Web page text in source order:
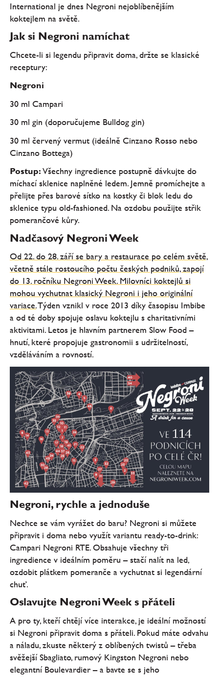
International je dnes Negroni nejoblíbenějším
koktejlem na světě.
Jak si Negroni namíchat
Chcete-li si legendu připravit doma, držte se klasické
receptury:
Negroni
30 ml Campari
30 ml gin (doporučujeme Bulldog gin)
30 ml červený vermut (ideálně Cinzano Rosso nebo
Cinzano Bottega)
Postup:Všechny ingredience postupně dávkujte do
míchací sklenice naplněné ledem. Jemně promíchejte a
přelijte přes barové sítko na kostky či blok ledu do
sklenice typu old-fashioned. Na ozdobu použijte střik
pomerančové kůry.
Nadčasový Negroni Week
Od 22. do 28. září se bary a restaurace po celém světě,
včetně stále rostoucího počtu českých podniků, zapojí
do 13. ročníku Negroni Week. Milovníci koktejlů si
mohou vychutnat klasický Negroni i jeho originální
variace.Týden vznikl v roce 2013 díky časopisu Imbibe
a od té doby spojuje oslavu koktejlu s charitativními
aktivitami. Letos je hlavním partnerem Slow Food –
hnutí, které propojuje gastronomii s udržitelností,
vzděláváním a rovností.
Negroni, rychle a jednoduše
Nechce se vám vyrážet do baru? Negroni si můžete
připravit i doma nebo využít variantu ready-to-drink:
Campari Negroni RTE. Obsahuje všechny tři
ingredience v ideálním poměru – stačí nalít na led,
ozdobit plátkem pomeranče a vychutnat si legendární
chuť.
Oslavujte Negroni Week s přáteli
A pro ty, kteří chtějí více interakce, je ideální možností
si Negroni připravit doma s přáteli. Pokud máte odvahu
a náladu, zkuste některý z oblíbených twistů – třeba
svěžejší Sbagliato, rumový Kingston Negroni nebo
elegantní Boulevardier – a bavte se s jeho